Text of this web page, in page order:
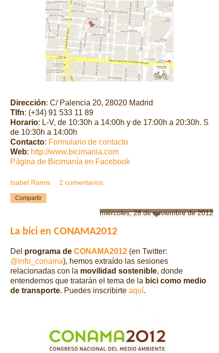
Dirección: C/ Palencia 20, 28020 Madrid
Tlfn: (+34) 91 533 11 89
Horario: L-V, de 10:30h a 14:00h y de 17:00h a 20:30h. S
de 10:30h a 14:00h
Contacto: Formulario de contacto
Web: http://www.bicimania.com
Página de Bicimanía en Facebook
Isabel Ramis 2 comentarios:
Compartir
miércoles, 28 de noviembre de 2012
La bici en CONAMA2012
Del programa de CONAMA2012 (en Twitter:
@info_conama), hemos extraído las sesiones
relacionadas con la movilidad sostenible, donde
entendemos que tratarán el tema de la bici como medio
de transporte. Puedes inscribirte aquí.